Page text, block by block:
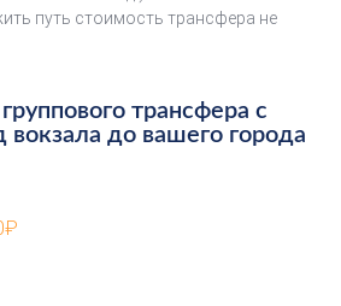
путь стоимость трансфера не
трансфера с
до вашего города